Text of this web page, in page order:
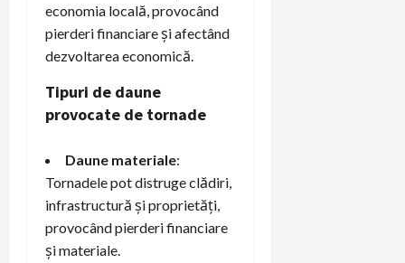
economia locală, provocând
pierderi financiare și afectând
dezvoltarea economică.
Tipuri de daune
provocate de tornade
Daune materiale:
Tornadele pot distruge clădiri,
infrastructură și proprietăți,
provocând pierderi financiare
și materiale.